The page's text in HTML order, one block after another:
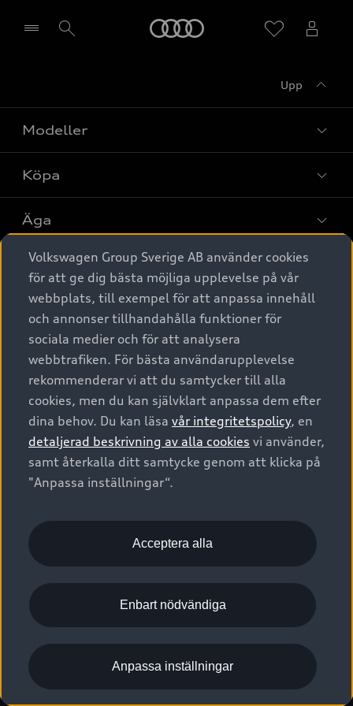
Upp
Modeller
Alla modeller
Elbilar
A6 modellerna
SUV
Avant
Audi Sport
Köpa
Privaterbjudanden
Privatleasing
Nya bilar i lager
Begagnade bilar i lager
Audi approved :plus - så gott som nya
Finansiering
Audi exclusive
Provkörning
Äga
Service & tillbehör
Audi digital services
Originaltillbehör - köp online
Garantier
Försäkring
Digitala manualer för din Audi
Audi Collection – livsstilsartiklar
Vanliga frågor
2G/3G nätet stängs ned - Hur påverkas min bil av detta?
Tjänstebil
Tjänstebil
Business lease online
Företagsleasing
Om Audi Sverige
Kontakta oss
Audi Återförsäljare/-serviceverkstad
myAudi
Pressmeddelanden
Nyhetsbrev
Vårt hållbarhetsarbete
Lediga tjänster huvudkontor
Lediga tjänster hos Audi Återförsäljare
Kommentar till mediauppgifter om dataläcka
© 2026 AUDI SVERIGE. All Rights Reserved.
Utgivare Juridiskt
Juridiskt Audi AG
Juridiskt Audi Digital Giveaway
Anpassa inställningar för cookies
Visselblåsarkanaler
Volkswagen Group Sverige AB använder cookies
för att ge dig bästa möjliga upplevelse på vår
webbplats, till exempel för att anpassa innehåll
och annonser tillhandahålla funktioner för
sociala medier och för att analysera
webbtrafiken. För bästa användarupplevelse
rekommenderar vi att du samtycker till alla
cookies, men du kan självklart anpassa dem efter
dina behov. Du kan läsa vår integritetspolicy, en
detaljerad beskrivning av alla cookies vi använder,
samt återkalla ditt samtycke genom att klicka på
"Anpassa inställningar“.
Acceptera alla
Enbart nödvändiga
Anpassa inställningar